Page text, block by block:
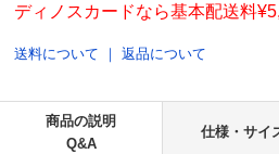
ディノスカードなら基本配送料
送料について ｜返品について
商品の説明
Q&A
仕様・サイ